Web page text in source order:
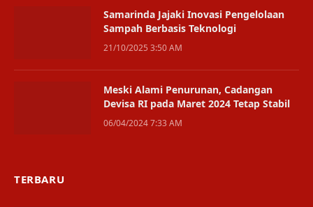
Samarinda Jajaki Inovasi Pengelolaan
Sampah Berbasis Teknologi
21/10/2025 3:50 AM
Meski Alami Penurunan, Cadangan
Devisa RI pada Maret 2024 Tetap Stabil
06/04/2024 7:33 AM
TERBARU